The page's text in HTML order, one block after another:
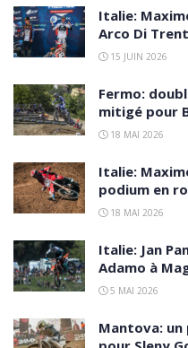
Italie:
Arco Di
15 JUIN 2026
Fermo:
mitigé pour
18 MAI 2026
Italie:
podium en
18 MAI 2026
Italie: Jan
Adamo à
5 MAI 2026
Mantova: un